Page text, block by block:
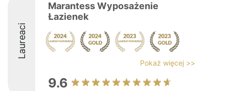
Laureaci
Marantess Wyposażenie
Łazienek
Pokaż więcej >>
9.6